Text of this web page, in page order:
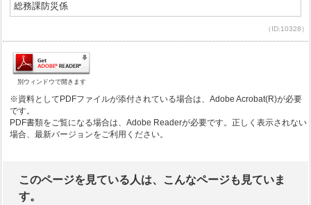
総務課防災係
（ID:10328）
別ウィンドウで開きます
※資料としてPDFファイルが添付されている場合は、Adobe Acrobat(R)が必要
です。
PDF書類をご覧になる場合は、Adobe Readerが必要です。正しく表示されない
場合、最新バージョンをご利用ください。
このページを見ている人は、こんなページも見ていま
す。